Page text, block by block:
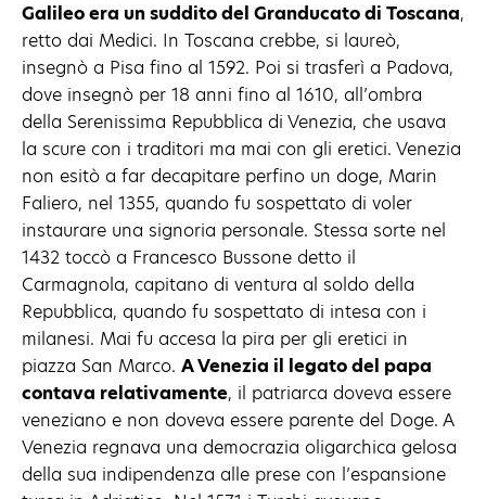
Galileo era un suddito del Granducato di Toscana,
retto dai Medici. In Toscana crebbe, si laureò,
insegnò a Pisa fino al 1592. Poi si trasferì a Padova,
dove insegnò per 18 anni fino al 1610, all’ombra
della Serenissima Repubblica di Venezia, che usava
la scure con i traditori ma mai con gli eretici. Venezia
non esitò a far decapitare perfino un doge, Marin
Faliero, nel 1355, quando fu sospettato di voler
instaurare una signoria personale. Stessa sorte nel
1432 toccò a Francesco Bussone detto il
Carmagnola, capitano di ventura al soldo della
Repubblica, quando fu sospettato di intesa con i
milanesi. Mai fu accesa la pira per gli eretici in
piazza San Marco. A Venezia il legato del papa
contava relativamente, il patriarca doveva essere
veneziano e non doveva essere parente del Doge. A
Venezia regnava una democrazia oligarchica gelosa
della sua indipendenza alle prese con l’espansione